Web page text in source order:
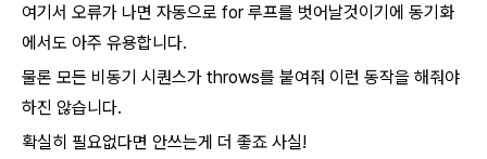
여기서 오류가 나면 자동으로 for 루프를 벗어날것이기에 동기화
에서도 아주 유용합니다.
물론 모든 비동기 시퀀스가 throws를 붙여줘 이런 동작을 해줘야
하진 않습니다.
확실히 필요없다면 안쓰는게 더 좋죠 사실!